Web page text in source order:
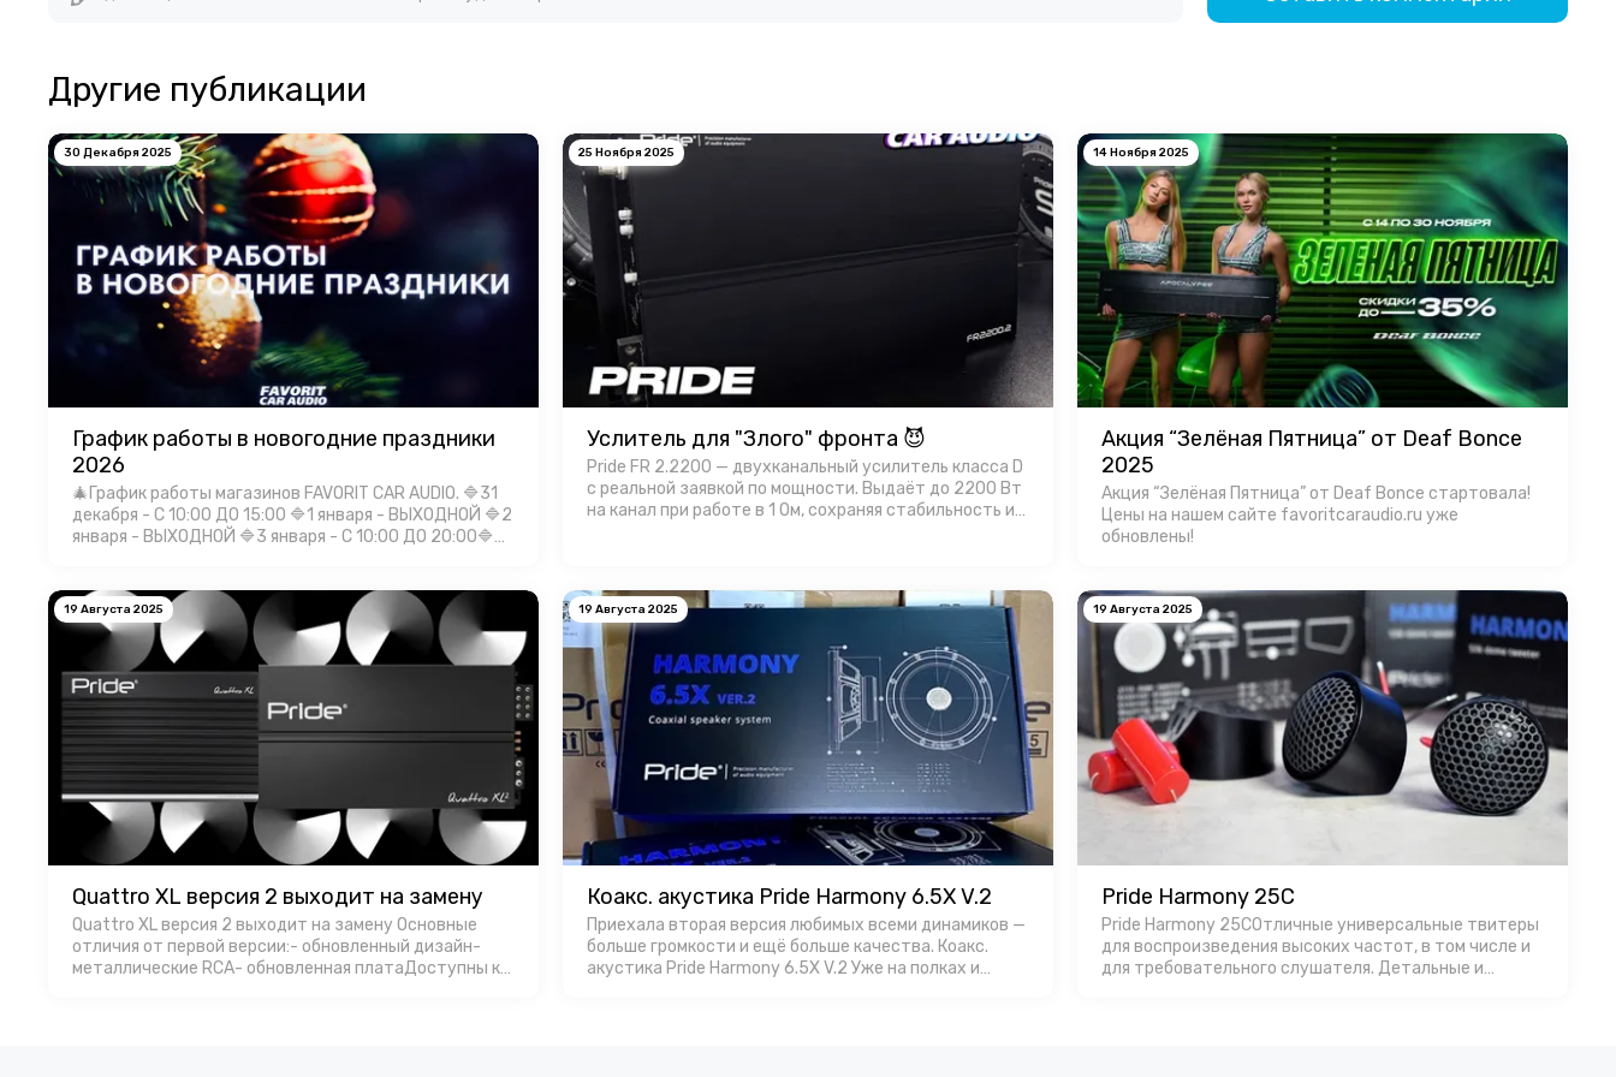
Другие публикации
30 Декабря 2025
График работы в новогодние праздники
2026
🎄График работы магазинов FAVORIT CAR AUDIO. 🔷31
декабря - С 10:00 ДО 15:00 🔷1 января - ВЫХОДНОЙ 🔷2
января - ВЫХОДНОЙ 🔷3 января - С 10:00 ДО 20:00🔷4
25 Ноября 2025
Услитель для "Злого" фронта 😈
Pride FR 2.2200 — двухканальный усилитель класса D
с реальной заявкой по мощности. Выдаёт до 2200 Вт
на канал при работе в 1 Ом, сохраняя стабильность и
14 Ноября 2025
Акция “Зелёная Пятница” от Deaf Bonce
2025
Акция “Зелёная Пятница” от Deaf Bonce стартовала!
Цены на нашем сайте favoritcaraudio.ru уже
обновлены!
19 Августа 2025
Quattro XL версия 2 выходит на замену
Quattro XL версия 2 выходит на замену Основные
отличия от первой версии:- обновленный дизайн-
металлические RCA- обновленная платаДоступны к
19 Августа 2025
Коакс. акустика Pride Harmony 6.5X V.2
Приехала вторая версия любимых всеми динамиков —
больше громкости и ещё больше качества. Коакс.
акустика Pride Harmony 6.5X V.2 Уже на полках и
19 Августа 2025
Pride Harmony 25C
Pride Harmony 25CОтличные универсальные твитеры
для воспроизведения высоких частот, в том числе и
для требовательного слушателя. Детальные и